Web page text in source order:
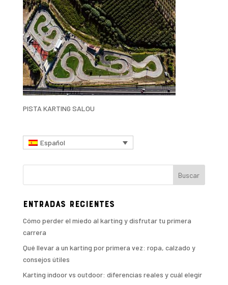
PISTA KARTING SALOU
Español
Entradas recientes
Cómo perder el miedo al karting y disfrutar tu primera
carrera
Qué llevar a un karting por primera vez: ropa, calzado y
consejos útiles
Karting indoor vs outdoor: diferencias reales y cuál elegir